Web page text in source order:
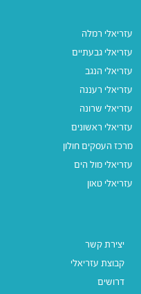
עזריאלי רמלה
עזריאלי גבעתיים
עזריאלי הנגב
עזריאלי רעננה
עזריאלי שרונה
עזריאלי ראשונים
מרכז העסקים חולון
עזריאלי מול הים
עזריאלי טאון
יצירת קשר
קבוצת עזריאלי
דרושים